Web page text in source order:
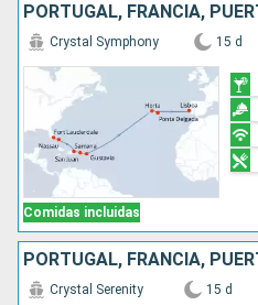
Comidas incluidas
Crystal Symphony 15 d
Crystal Serenity 15 d